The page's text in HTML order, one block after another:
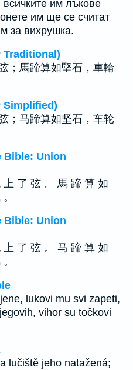
им лъкове
им ще се считат
за вихрушка.
Traditional)
；馬蹄算如堅石，車輪
Simplified)
；马蹄算如坚石，车轮
Bible: Union
了 弦 。 馬 蹄 算 如
Bible: Union
了 弦 。 马 蹄 算 如
lukovi mu svi zapeti,
vihor su točkovi
lučiště jeho natažená;